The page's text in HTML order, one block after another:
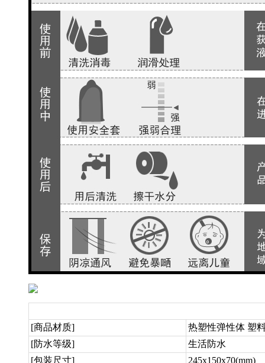
[商品材质]
热塑性弹性体 塑
[防水等级]
生活防水
[包装尺寸]
245x150x70(mm)